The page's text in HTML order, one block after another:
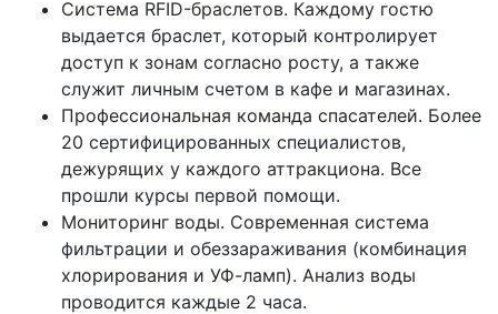
Система RFID-браслетов. Каждому гостю
выдается браслет, который контролирует
доступ к зонам согласно росту, а также
служит личным счетом в кафе и магазинах.
Профессиональная команда спасателей. Более
20 сертифицированных специалистов,
дежурящих у каждого аттракциона. Все
прошли курсы первой помощи.
Мониторинг воды. Современная система
фильтрации и обеззараживания (комбинация
хлорирования и УФ-ламп). Анализ воды
проводится каждые 2 часа.